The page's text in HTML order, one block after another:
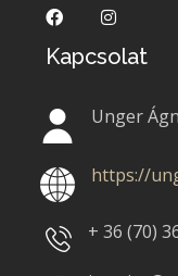
Kapcsolat
Unger
https://
+ 36 (70)